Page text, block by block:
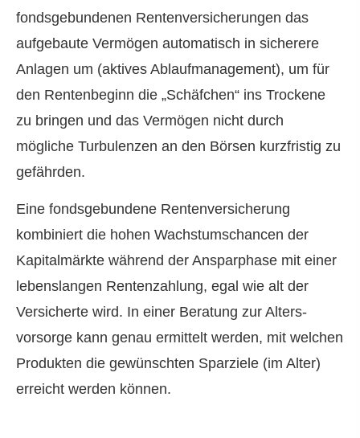
fondsgebundenen Rentenversicherungen das
aufgebaute Vermögen automatisch in sicherere
Anlagen um (aktives Ablaufmanagement), um für
den Rentenbeginn die „Schäfchen“ ins Trockene
zu bringen und das Vermögen nicht durch
mögliche Turbulenzen an den Börsen kurzfristig zu
gefährden.
Eine fondsgebundene Rentenversicherung
kombiniert die hohen Wachstumschancen der
Kapitalmärkte während der Ansparphase mit einer
lebenslangen Rentenzahlung, egal wie alt der
Versicherte wird. In einer Beratung zur Alters­
vorsorge kann genau ermittelt werden, mit welchen
Produkten die gewünschten Sparziele (im Alter)
erreicht werden können.